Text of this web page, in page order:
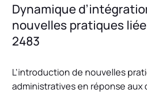
Dynamique
nouvelles pratiques
2483
L’introduction de nouvelles
administratives en réponse aux